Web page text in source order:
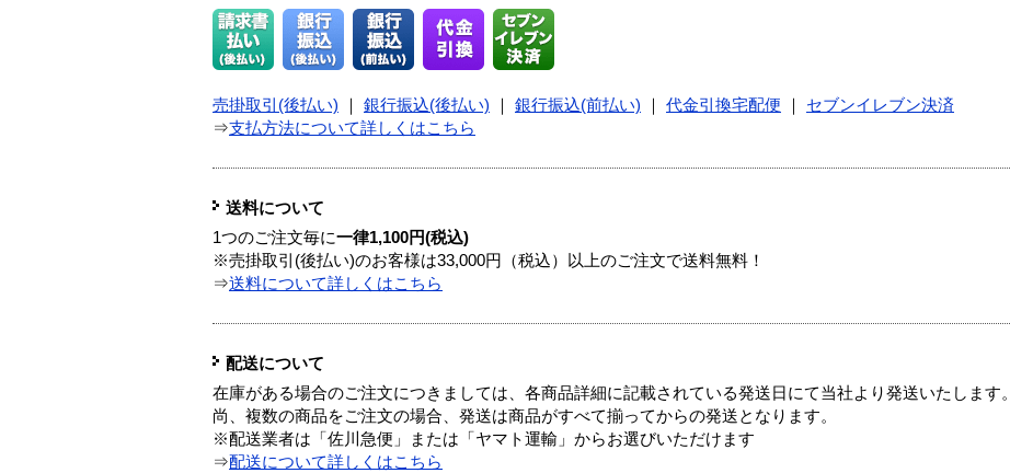
売掛取引(後払い) 銀行振込(後払い) 銀行振込(前払い) 代金引換宅配便
セブンイレブン決済
⇒支払方法について詳しくはこちら
送料について
1つのご注文毎に一律1,100円(税込)
※売掛取引(後払い)のお客様は33,000円（税込）以上のご注文で送料無料！
⇒送料について詳しくはこちら
配送について
在庫がある場合のご注文につきましては、各商品詳細に記載されている発送日にて当社より発送いたします。
尚、複数の商品をご注文の場合、発送は商品がすべて揃ってからの発送となります。
※配送業者は「佐川急便」または「ヤマト運輸」からお選びいただけます
⇒配送について詳しくはこちら